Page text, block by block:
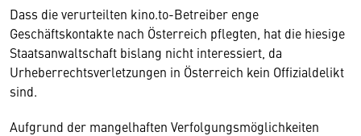
Dass die verurteilten kino.to-Betreiber enge
Geschäftskontakte nach Österreich pflegten, hat die hiesige
Staatsanwaltschaft bislang nicht interessiert, da
Urheberrechtsverletzungen in Österreich kein Offizialdelikt
sind.
Aufgrund der mangelhaften Verfolgungsmöglichkeiten